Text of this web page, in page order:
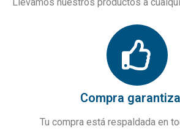
Llevamos nuestros productos a
Compra
Tu compra está respaldada en